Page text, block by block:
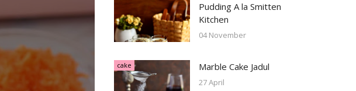
Pudding A la Smitten
Kitchen
04 November
cake Marble Cake Jadul
27 April